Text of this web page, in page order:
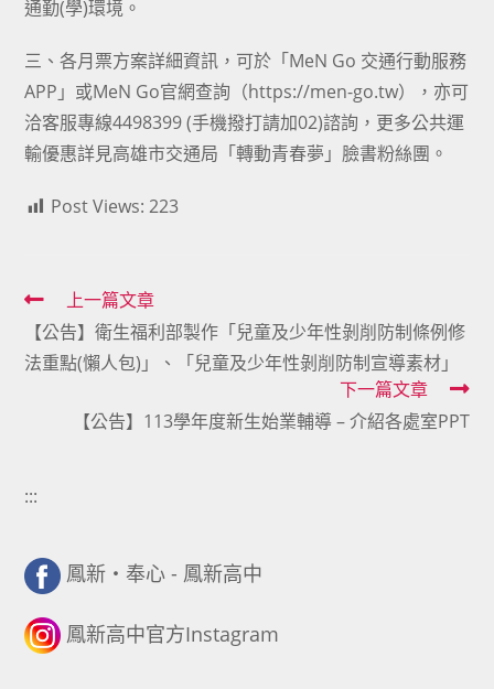
通勤(學)環境。
三、各月票方案詳細資訊，可於「MeN Go 交通行動服務
APP」或MeN Go官網查詢（https://men-go.tw），亦可
洽客服專線4498399 (手機撥打請加02)諮詢，更多公共運
輸優惠詳見高雄市交通局「轉動青春夢」臉書粉絲團。
Post Views: 223
Read
more
articles
上一篇文章
【公告】衛生福利部製作「兒童及少年性剝削防制條例修
法重點(懶人包)」、「兒童及少年性剝削防制宣導素材」
下一篇文章
【公告】113學年度新生始業輔導 – 介紹各處室PPT
:::
鳳新・奉心 - 鳳新高中
鳳新高中官方Instagram